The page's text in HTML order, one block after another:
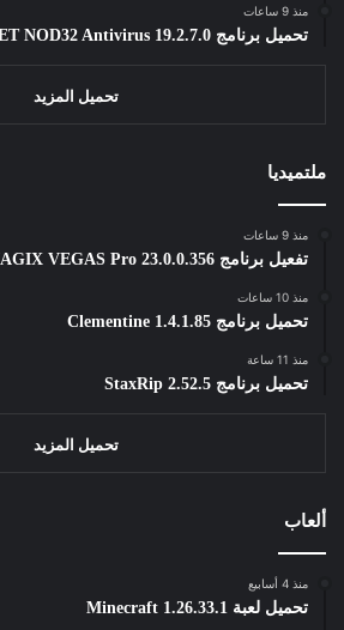
منذ 9 ساعات
تحميل برنامج ESET NOD32 Antivirus 19.2.7.0
تحميل المزيد
ملتميديا
منذ 9 ساعات
تفعيل برنامج MAGIX VEGAS Pro 23.0.0.356
منذ 10 ساعات
تحميل برنامج Clementine 1.4.1.85
منذ 11 ساعة
تحميل برنامج StaxRip 2.52.5
تحميل المزيد
ألعاب
منذ 4 أسابيع
تحميل لعبة Minecraft 1.26.33.1